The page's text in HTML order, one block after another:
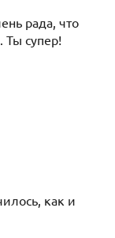
рада, что
Ты супер!
как и